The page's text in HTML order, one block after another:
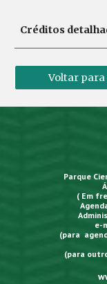
Créditos
Voltar para
Parque
( Em
e-
(para
(para